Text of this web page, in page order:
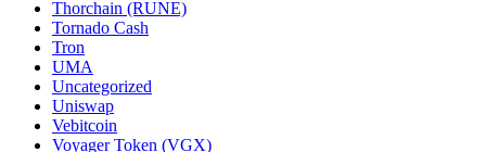
Thorchain (RUNE)
Tornado Cash
Tron
UMA
Uncategorized
Uniswap
Vebitcoin
Voyager Token (VGX)